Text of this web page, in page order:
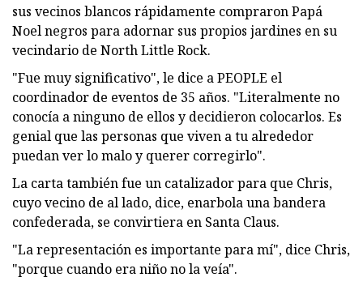
sus vecinos blancos rápidamente compraron Papá
Noel negros para adornar sus propios jardines en su
vecindario de North Little Rock.
"Fue muy significativo", le dice a PEOPLE el
coordinador de eventos de 35 años. "Literalmente no
conocía a ninguno de ellos y decidieron colocarlos. Es
genial que las personas que viven a tu alrededor
puedan ver lo malo y querer corregirlo".
La carta también fue un catalizador para que Chris,
cuyo vecino de al lado, dice, enarbola una bandera
confederada, se convirtiera en Santa Claus.
"La representación es importante para mí", dice Chris,
"porque cuando era niño no la veía".